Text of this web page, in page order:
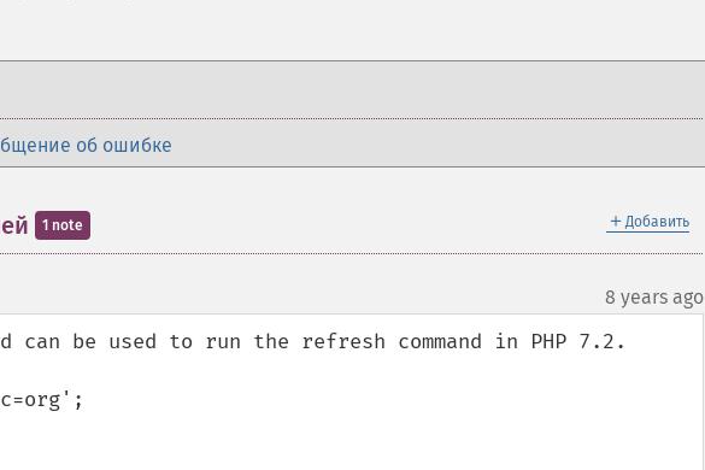
об ошибке
＋ Добавить
1 note
8 years ago
can be used to run the refresh command in PHP 7.2.